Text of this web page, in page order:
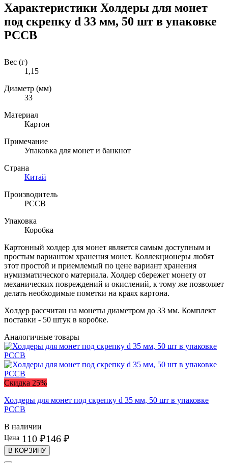
Характеристики Холдеры для монет
под скрепку d 33 мм, 50 шт в упаковке
PCCB
Вес (г)
1,15
Диаметр (мм)
33
Материал
Картон
Примечание
Упаковка для монет и банкнот
Страна
Китай
Производитель
PCCB
Упаковка
Коробка
Картонный холдер для монет является самым доступным и
простым вариантом хранения монет. Коллекционеры любят
этот простой и приемлемый по цене вариант хранения
нумизматического материала. Холдер сбережет монету от
механических повреждений и окислений, к тому же позволяет
делать необходимые пометки на краях картона.
Холдер рассчитан на монеты диаметром до 33 мм. Комплект
поставки - 50 штук в коробке.
Аналогичные товары
Скидка 25%
Холдеры для монет под скрепку d 35 мм, 50 шт в упаковке
PCCB
В наличии
Цена 110 ₽146 ₽
В КОРЗИНУ